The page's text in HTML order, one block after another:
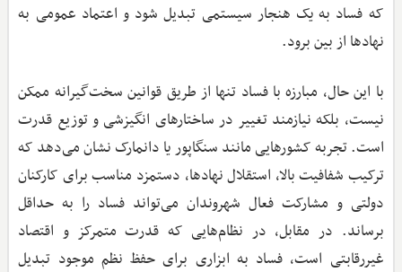
که فساد به یک هنجار سیستمی تبدیل شود و اعتماد عمومی به
نهادها از بین برود.
با این حال، مبارزه با فساد تنها از طریق قوانین سخت‌گیرانه ممکن
نیست، بلکه نیازمند تغییر در ساختارهای انگیزشی و توزیع قدرت
است. تجربه کشورهایی مانند سنگاپور یا دانمارک نشان می‌دهد که
ترکیب شفافیت بالا، استقلال نهادها، دستمزد مناسب برای کارکنان
دولتی و مشارکت فعال شهروندان می‌تواند فساد را به حداقل
برساند. در مقابل، در نظام‌هایی که قدرت متمرکز و اقتصاد
غیررقابتی است، فساد به ابزاری برای حفظ نظم موجود تبدیل